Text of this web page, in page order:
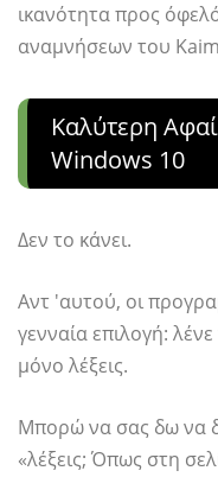
ικανότητα προς
αναμνήσεων του
Καλύτερη
Windows 10
Δεν το κάνει.
Αντ 'αυτού, οι
γενναία επιλογή:
μόνο λέξεις.
Μπορώ να σας δω να
«λέξεις; Όπως στη